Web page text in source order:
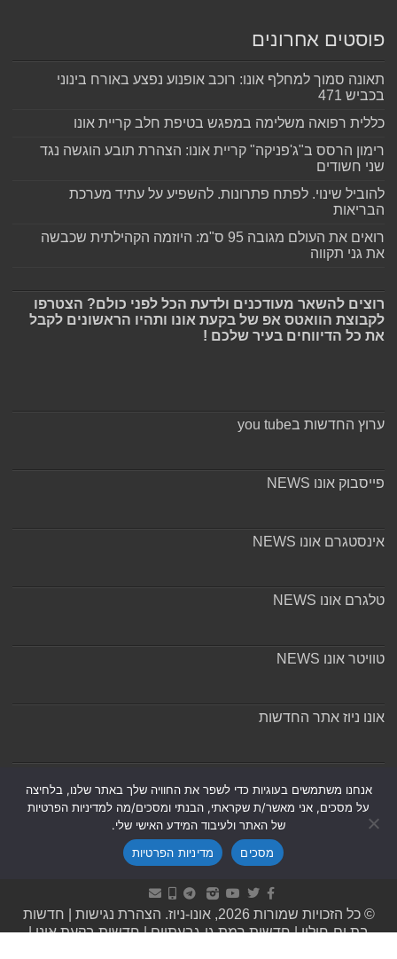
פוסטים אחרונים
תאונה סמוך למחלף אונו: רוכב אופנוע נפצע באורח בינוני
בכביש 471
כללית רפואה משלימה במפגש בטיפת חלב קריית אונו
רימון הרסס ב"ג'פניקה" קריית אונו: הצהרת תובע הוגשה נגד
שני חשודים
להוביל שינוי. לפתח פתרונות. להשפיע על עתיד מערכת
הבריאות
רואים את העולם מגובה 95 ס"מ: היוזמה הקהילתית שכבשה
את גני תקווה
רוצים להשאר מעודכנים ולדעת הכל לפני כולם? הצטרפו
לקבוצת הוואטס אפ של בקעת אונו ותהיו הראשונים לקבל
את כל הדיווחים בעיר שלכם !
ערוץ החדשות בyou tube
פייסבוק אונו NEWS
אינסטגרם אונו NEWS
טלגרם אונו NEWS
טוויטר אונו NEWS
אונו ניוז אתר החדשות
© כל הזכויות שמורות 2026, אונו-ניוז. הצהרת נגישות
חדשות
בת ים-חולון|חדשות רמת גן-גבעתיים|חדשות בקעת אונו|
אנחנו משתמשים בעוגיות כדי לשפר את החוויה שלך באתר שלנו, בלחיצה
על מסכים, אני מאשר/ת שקראתי, הבנתי ומסכים/מה למדיניות הפרטיות
של האתר ולעיבוד המידע האישי שלי.
מסכים
מדיניות הפרטיות